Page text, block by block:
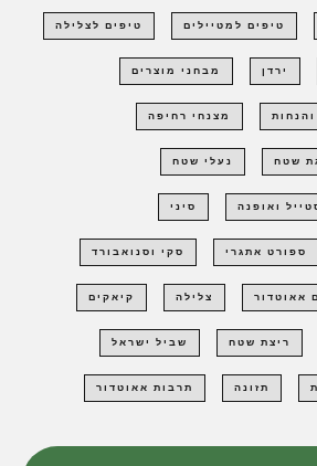
טיפים למטיילים טיפים לצלילה
ירדן מבחני מוצרים
מצנחי רחיפה
שטח נעלי שטח
ואופנה סיני
ספורט אתגרי סקי וסנואבורד
אאוטדור צלילה קיאקים
ריצת שטח שביל ישראל
תזונה תרבות אאוטדור